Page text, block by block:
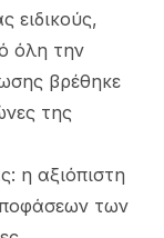
ειδικούς,
όλη την
βρέθηκε
της
η αξιόπιστη
των